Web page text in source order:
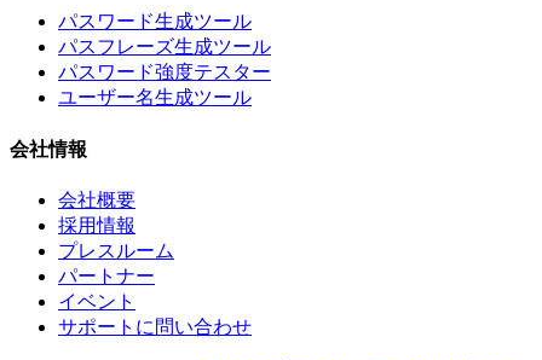
パスワード生成ツール
パスフレーズ生成ツール
パスワード強度テスター
ユーザー名生成ツール
会社情報
会社概要
採用情報
プレスルーム
パートナー
イベント
サポートに問い合わせ